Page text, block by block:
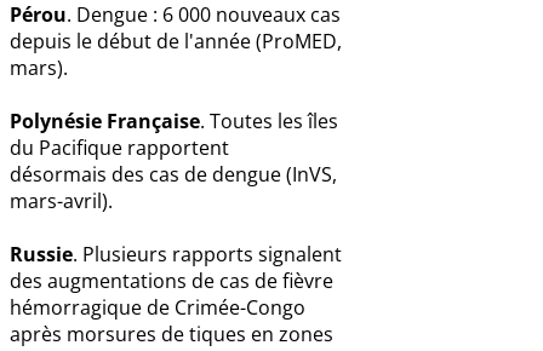
Pérou. Dengue : 6 000 nouveaux cas
depuis le début de l'année (ProMED,
mars).
Polynésie Française. Toutes les îles
du Pacifique rapportent
désormais des cas de dengue (InVS,
mars-avril).
Russie. Plusieurs rapports signalent
des augmentations de cas de fièvre
hémorragique de Crimée-Congo
après morsures de tiques en zones